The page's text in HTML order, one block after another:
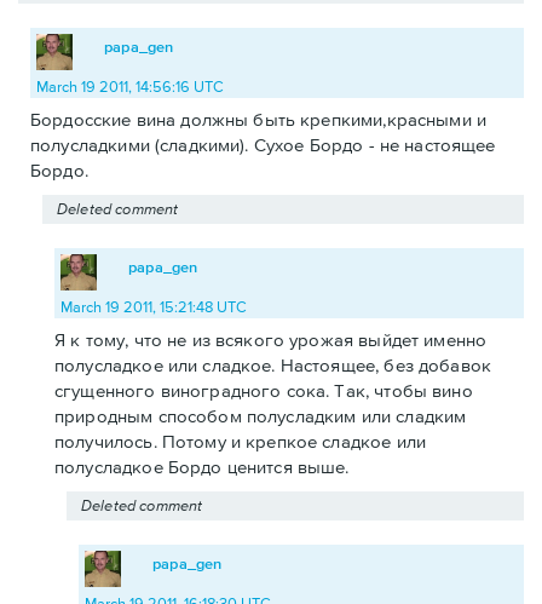
papa_gen
March 19 2011, 14:56:16 UTC
Бордосские вина должны быть крепкими,красными и
полусладкими (сладкими). Сухое Бордо - не настоящее
Бордо.
Deleted comment
papa_gen
March 19 2011, 15:21:48 UTC
Я к тому, что не из всякого урожая выйдет именно
полусладкое или сладкое. Настоящее, без добавок
сгущенного виноградного сока. Так, чтобы вино
природным способом полусладким или сладким
получилось. Потому и крепкое сладкое или
полусладкое Бордо ценится выше.
Deleted comment
papa_gen